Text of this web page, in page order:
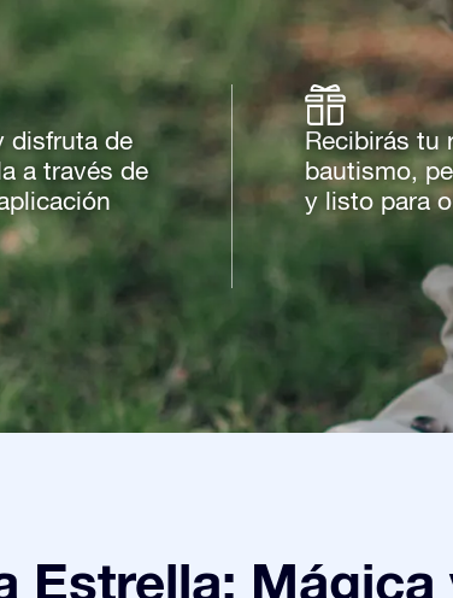
disfruta de
a través de
Recibirás tu
bautismo,
y listo para
Estrella: Mágica